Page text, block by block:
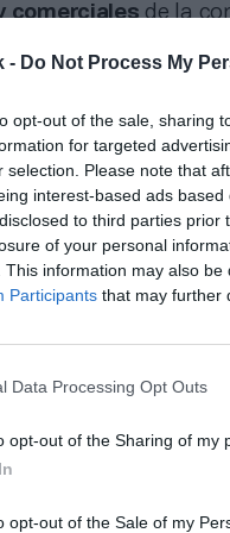
- Do Not Process My
opt-out of the sale, sharing
for targeted
selection. Please note that
interest-based ads
to third parties
of your personal
This information may also
Participants that may further
Data Processing Opt Outs
opt-out of the Sharing of my
opt-out of the Sale of my
comercialesde la
parte fundamental
más relevantes, el
valorado en
unos
en el momento
que la
elseason pass,
los partidos.
Una decisión